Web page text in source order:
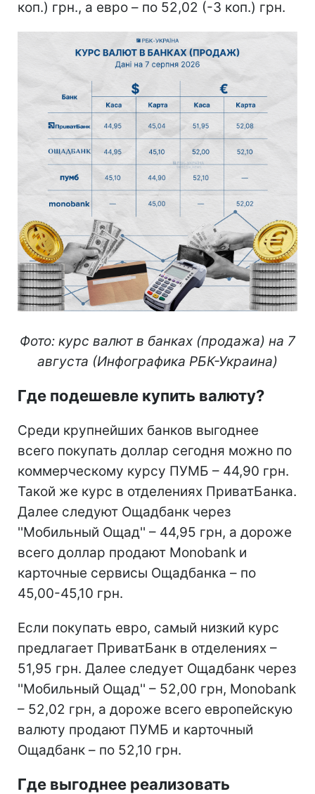
коп.) грн., а евро – по 52,02 (-3 коп.) грн.
Фото: курс валют в банках (продажа) на 7
августа (Инфографика РБК-Украина)
Где подешевле купить валюту?
Среди крупнейших банков выгоднее
всего покупать доллар сегодня можно по
коммерческому курсу ПУМБ – 44,90 грн.
Такой же курс в отделениях ПриватБанка.
Далее следуют Ощадбанк через
''Мобильный Ощад'' – 44,95 грн, а дороже
всего доллар продают Monobank и
карточные сервисы Ощадбанка – по
45,00-45,10 грн.
Если покупать евро, самый низкий курс
предлагает ПриватБанк в отделениях –
51,95 грн. Далее следует Ощадбанк через
''Мобильный Ощад'' – 52,00 грн, Monobank
– 52,02 грн, а дороже всего европейскую
валюту продают ПУМБ и карточный
Ощадбанк – по 52,10 грн.
Где выгоднее реализовать